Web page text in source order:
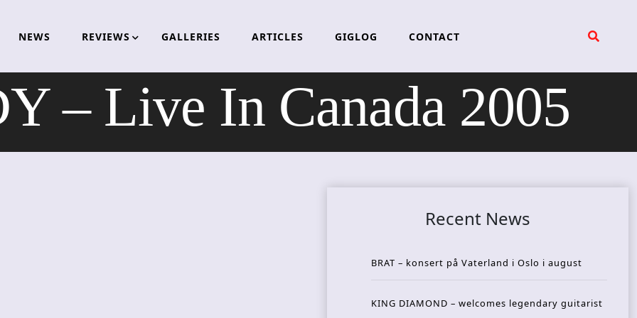
NEWS REVIEWS GALLERIES ARTICLES GIGLOG CONTACT
– Live In Canada 2005
Recent News
BRAT – konsert på Vaterland i Oslo i august
KING DIAMOND – welcomes legendary guitarist